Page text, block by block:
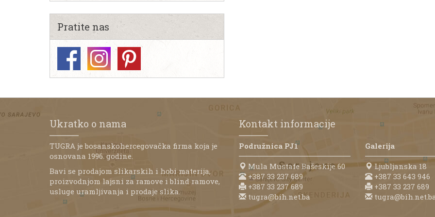
Pratite nas
Ukratko o nama
TUGRA je bosanskohercegovačka firma koja je
osnovana 1996. godine.
Bavi se prodajom slikarskih i hobi materija,
proizvodnjom lajsni za ramove i blind ramove,
usluge uramljivanja i prodaje slika.
Kontakt informacije
Podružnica PJ1
Mula Mustafe Bašeskije 60
+387 33 237 689
+387 33 237 689
tugra@bih.net.ba
Galerija
Ljubljanska 18
+387 33 643 946
+387 33 237 689